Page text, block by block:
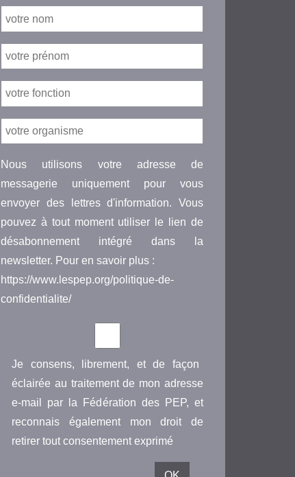
Nous utilisons votre adresse de
messagerie uniquement pour vous
envoyer des lettres d'information. Vous
pouvez à tout moment utiliser le lien de
désabonnement intégré dans la
newsletter. Pour en savoir plus :
https://www.lespep.org/politique-de-
confidentialite/
Je consens, librement, et de façon
éclairée au traitement de mon adresse
e-mail par la Fédération des PEP, et
reconnais également mon droit de
retirer tout consentement exprimé